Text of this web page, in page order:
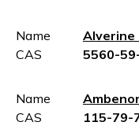
Name
CAS
5560-
Name
CAS
115-79-